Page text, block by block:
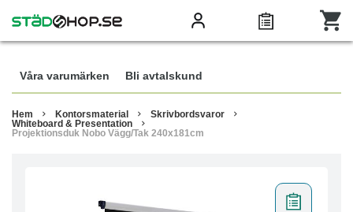
Våra varumärken Bli avtalskund
Hem Kontorsmaterial
Skrivbordsvaror
Whiteboard & Presentation
Projektionsduk Nobo Vägg/Tak 240x181cm